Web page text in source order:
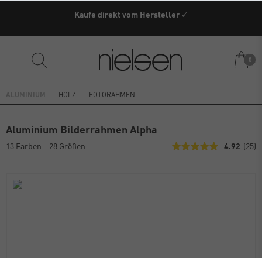
Kaufe direkt vom Hersteller ✓
0
HOLZ FOTORAHMEN
Aluminium Bilderrahmen Alpha
13 Farben 28 Größen 4.92 (25)